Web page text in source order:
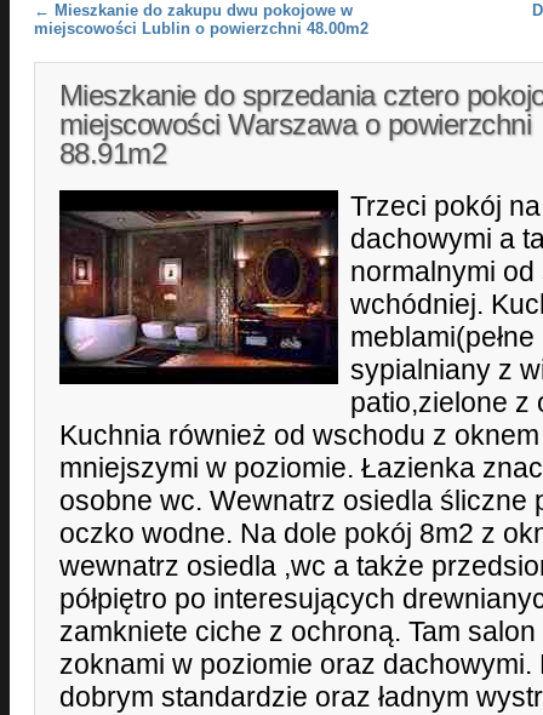
Post navigation
← Mieszkanie do zakupu dwu pokojowe w
miejscowości Lublin o powierzchni 48.00m2
Mieszkanie do sprzedania cztero
miejscowości Warszawa o powierzchni
88.91m2
Trzeci pokój
dachowymi a
normalnymi
wchódniej.
sypialniany z
patio,zielone z
Kuchnia również od wschodu z
mniejszymi w poziomie. Łazienka
osobne wc. Wewnatrz osiedla śliczne
oczko wodne. Na dole pokój 8m2 z
wewnatrz osiedla ,wc a także
półpiętro po interesujących
zamkniete ciche z ochroną. Tam
zoknami w poziomie oraz
dobrym standardzie oraz ładnym